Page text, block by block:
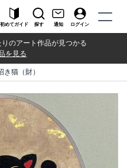
初めてガイド 探す 通知 ログイン
のアート作品が見つかる
を見る
き猫（財）